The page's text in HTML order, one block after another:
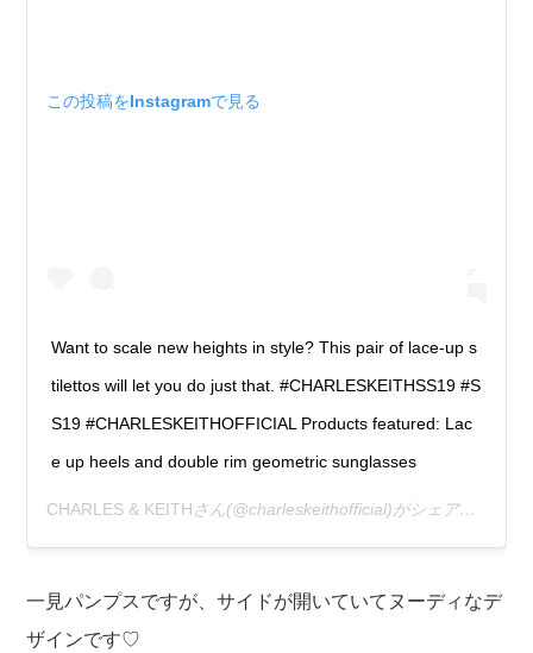
この投稿をInstagramで見る
Want to scale new heights in style? This pair of lace-up s
tilettos will let you do just that. #CHARLESKEITHSS19 #S
S19 #CHARLESKEITHOFFICIAL Products featured: Lac
e up heels and double rim geometric sunglasses
CHARLES & KEITHさん(@charleskeithofficial)がシェアした投稿 –
一見パンプスですが、サイドが開いていてヌーディなデ
ザインです♡